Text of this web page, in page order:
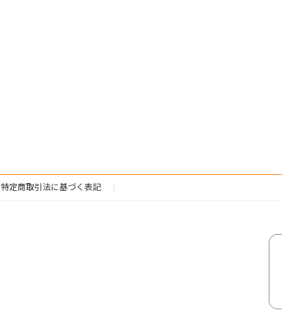
特定商取引法に基づく表記